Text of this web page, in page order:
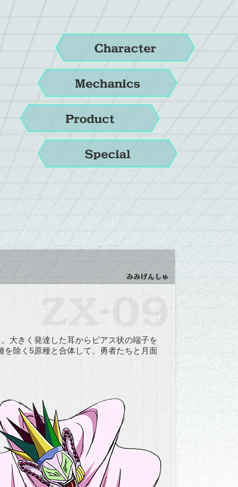
大きく発達した耳からピアス状の端子を
除く5原種と合体して、勇者たちと月面